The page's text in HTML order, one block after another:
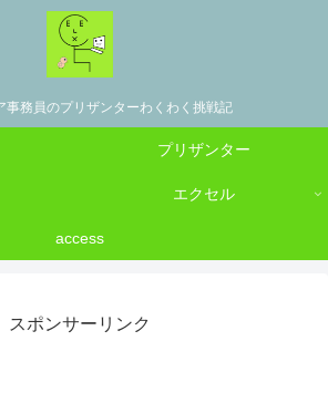
事務員のプリザンターわくわく挑戦記
プリザンター
エクセル
access
スポンサーリンク